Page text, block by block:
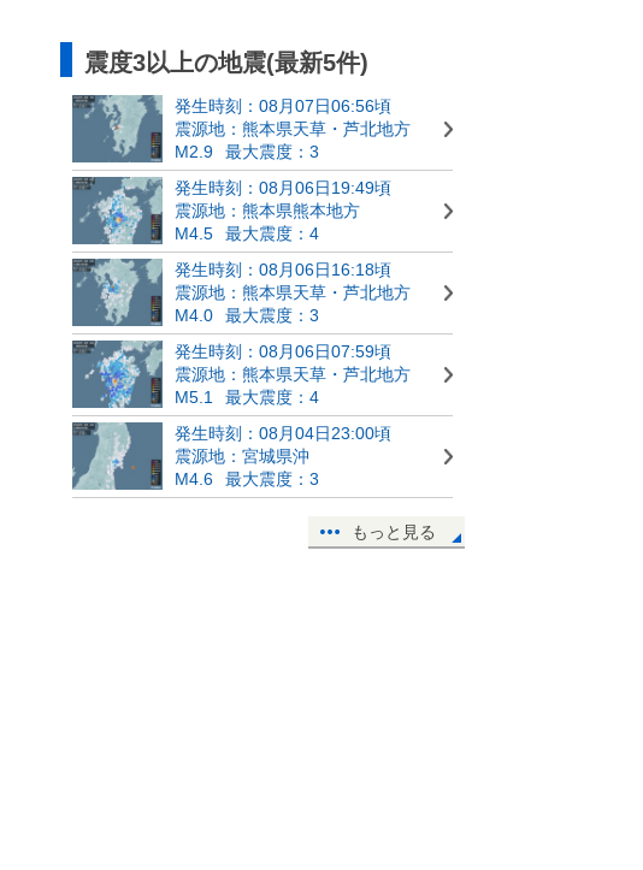
震度3以上の地震(最新5件)
発生時刻：08月07日06:56頃
震源地：熊本県天草・芦北地方
M2.9
最大震度：3
発生時刻：08月06日19:49頃
震源地：熊本県熊本地方
M4.5
最大震度：4
発生時刻：08月06日16:18頃
震源地：熊本県天草・芦北地方
M4.0
最大震度：3
発生時刻：08月06日07:59頃
震源地：熊本県天草・芦北地方
M5.1
最大震度：4
発生時刻：08月04日23:00頃
震源地：宮城県沖
M4.6
最大震度：3
もっと見る